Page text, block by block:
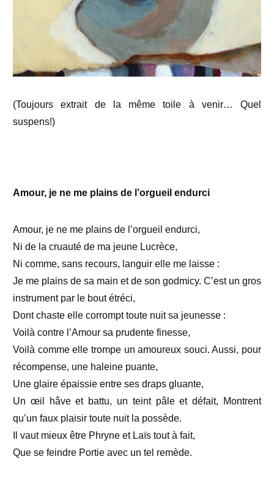
(Toujours extrait de la même toile à venir… Quel
suspens!)
Amour, je ne me plains de l’orgueil endurci
Amour, je ne me plains de l’orgueil endurci,
Ni de la cruauté de ma jeune Lucrèce,
Ni comme, sans recours, languir elle me laisse :
Je me plains de sa main et de son godmicy. C’est un gros
instrument par le bout étréci,
Dont chaste elle corrompt toute nuit sa jeunesse :
Voilà contre l’Amour sa prudente finesse,
Voilà comme elle trompe un amoureux souci. Aussi, pour
récompense, une haleine puante,
Une glaire épaissie entre ses draps gluante,
Un œil hâve et battu, un teint pâle et défait,
Montrent
qu’un faux plaisir toute nuit la possède.
Il vaut mieux être Phryne et Laïs tout à fait,
Que se feindre Portie avec un tel remède.